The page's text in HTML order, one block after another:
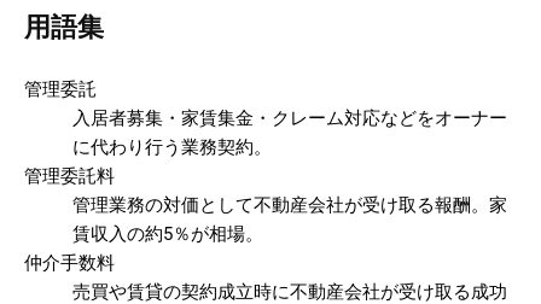
用語集
管理委託
入居者募集・家賃集金・クレーム対応などをオーナー
に代わり行う業務契約。
管理委託料
管理業務の対価として不動産会社が受け取る報酬。家
賃収入の約5％が相場。
仲介手数料
売買や賃貸の契約成立時に不動産会社が受け取る成功